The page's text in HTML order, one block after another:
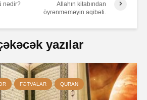
nədir?
Allahın kitabından
öyrənməməyin aqibəti.
yazılar
FƏTVALAR QURAN